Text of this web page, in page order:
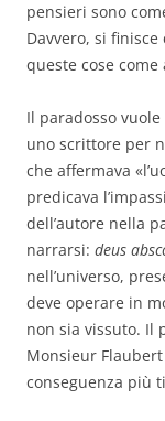
pensieri sono
Davvero, si
queste cose
Il paradosso
uno scrittore per
che affermava
predicava
dell’autore nella
narrarsi: deus
nell’universo,
deve operare in
non sia vissuto. Il
Monsieur
conseguenza più